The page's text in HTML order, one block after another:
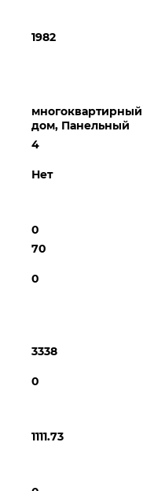
1982
многоквартирный
дом, Панельный
4
Нет
0
70
0
3338
0
1111.73